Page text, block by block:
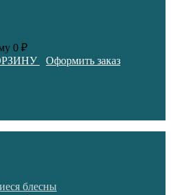
0 ₽
Оформить заказ
блесны